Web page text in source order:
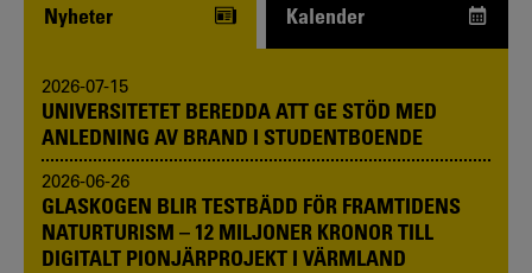
Nyheter Kalender
2026-07-15
UNIVERSITETET BEREDDA ATT GE STÖD MED
ANLEDNING AV BRAND I STUDENTBOENDE
2026-06-26
GLASKOGEN BLIR TESTBÄDD FÖR FRAMTIDENS
NATURTURISM – 12 MILJONER KRONOR TILL
DIGITALT PIONJÄRPROJEKT I VÄRMLAND